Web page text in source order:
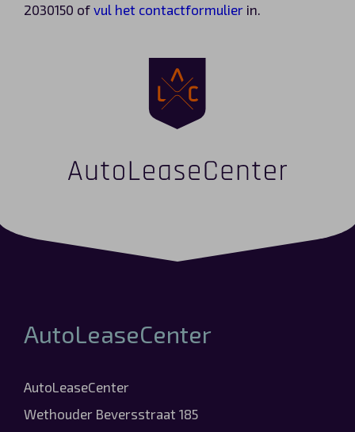
2030150 of vul het contactformulier in.
AutoLeaseCenter
AutoLeaseCenter
Wethouder Beversstraat 185